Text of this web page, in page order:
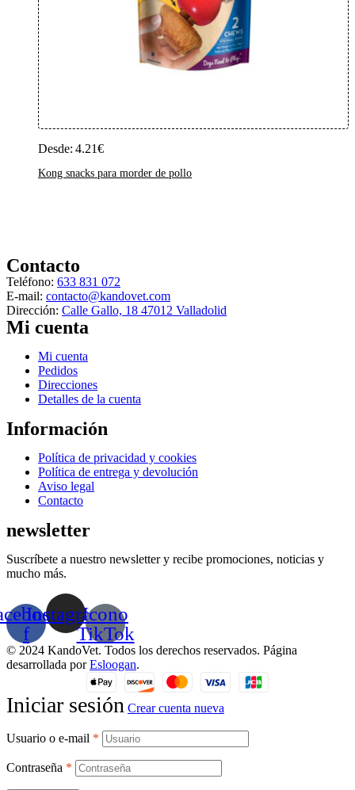
múltiples
variantes.
Las
la
página
de
producto
Desde: 4.21€
Kong snacks para morder de pollo
Contacto
Teléfono: 633 831 072
E-mail: contacto@kandovet.com
Dirección: Calle Gallo, 18 47012 Valladolid
Mi cuenta
Menú
Mi cuenta
Pedidos
Direcciones
Detalles de la cuenta
Información
Menú
Política de privacidad y cookies
Política de entrega y devolución
Aviso legal
Contacto
newsletter
Suscríbete a nuestro newsletter y recibe promociones, noticias y
mucho más.
f
InstagramIcono
TikTok
© 2024 KandoVet. Todos los derechos reservados. Página
desarrollada porEsloogan.
Iniciar sesión Crear cuenta nueva
Usuario o e-mail *
Contraseña *